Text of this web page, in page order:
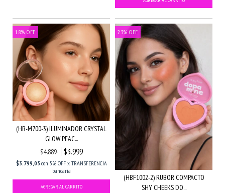
18% OFF
(HB-M700-3) ILUMINADOR CRYSTAL
GLOW PEAC...
$4.889
$3.999
$3.799,05 con 5% OFF x TRANSFERENCIA
bancaria
23% OFF
(HBF1002-2) RUBOR COMPACTO
SHY CHEEKS DO...